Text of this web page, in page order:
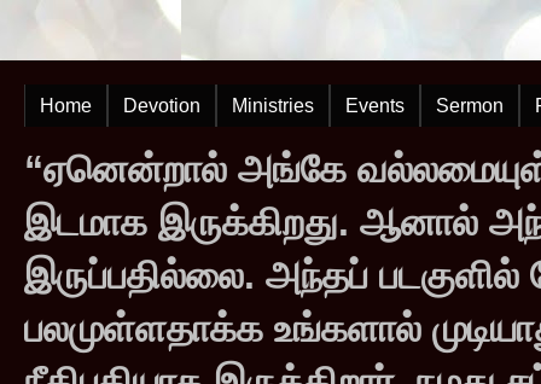
Home Devotion Ministries Events Sermon
“ஏனென்றால் அங்கே
இடமாக இருக்கிறது. ஆனால்
இருப்பதில்லை. அந்தப்
பலமுள்ளதாக்க உங்களால்